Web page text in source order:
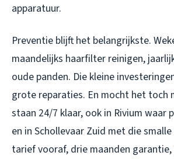
apparatuur.
Preventie blijft het belangrijkste.
maandelijks haarfilter reinigen,
oude panden. Die kleine
grote reparaties. En mocht het toch
staan 24/7 klaar, ook in Rivium waar
en in Schollevaar Zuid met die
tarief vooraf, drie maanden garantie,